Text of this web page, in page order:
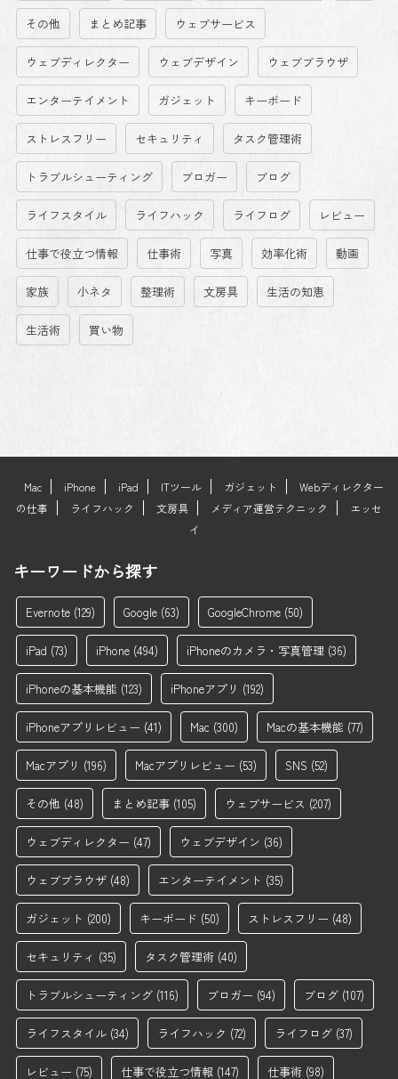
その他 まとめ記事 ウェブサービス
ウェブディレクター ウェブデザイン ウェブブラウザ
エンターテイメント ガジェット キーボード
ストレスフリー セキュリティ タスク管理術
トラブルシューティング ブロガー ブログ
ライフスタイル ライフハック ライフログ レビュー
仕事で役立つ情報 仕事術 写真 効率化術 動画
家族 小ネタ 整理術 文房具 生活の知恵
生活術 買い物
Mac iPhone iPad ITツール ガジェット
Webディレクター
の仕事
ライフハック 文房具 メディア運営テクニック
エッセ
イ
キーワードから探す
Evernote (129) Google (63) GoogleChrome (50)
iPad (73) iPhone (494) iPhoneのカメラ・写真管理 (36)
iPhoneの基本機能 (123) iPhoneアプリ (192)
iPhoneアプリレビュー (41) Mac (300) Macの基本機能 (77)
Macアプリ (196) Macアプリレビュー (53) SNS (52)
その他 (48) まとめ記事 (105) ウェブサービス (207)
ウェブディレクター (47) ウェブデザイン (36)
ウェブブラウザ (48) エンターテイメント (35)
ガジェット (200) キーボード (50) ストレスフリー (48)
セキュリティ (35) タスク管理術 (40)
トラブルシューティング (116) ブロガー (94) ブログ (107)
ライフスタイル (34) ライフハック (72) ライフログ (37)
レビュー (75) 仕事で役立つ情報 (147) 仕事術 (98)